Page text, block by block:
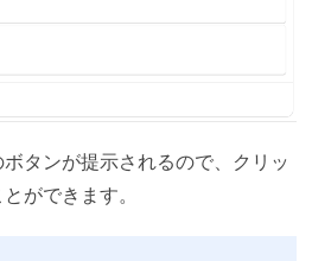
タンが提示されるので、クリッ
ができます。